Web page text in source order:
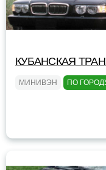
КУБАНСКАЯ
МИНИВЭН ПО